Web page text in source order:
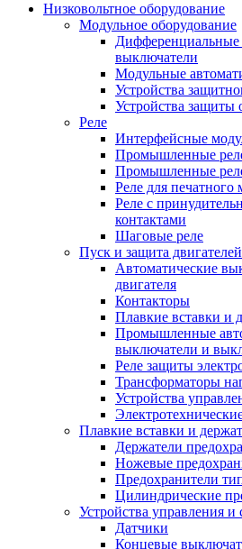
Низковольтное оборудование
Модульное оборудование
Дифференциальные
выключатели
Модульные
Устройства
Устройства защиты
Реле
Интерфейсные
Промышленные
Промышленные
Реле для печатного
Реле с
контактами
Шаговые реле
Пуск и защита двигателей
Автоматические
двигателя
Контакторы
Плавкие вставки и
Промышленные
выключатели и
Реле защиты
Трансформаторы
Устройства
Плавкие вставки и
Держатели
Ножевые
Предохранители
Цилиндрические
Устройства управления и
Датчики
Концевые